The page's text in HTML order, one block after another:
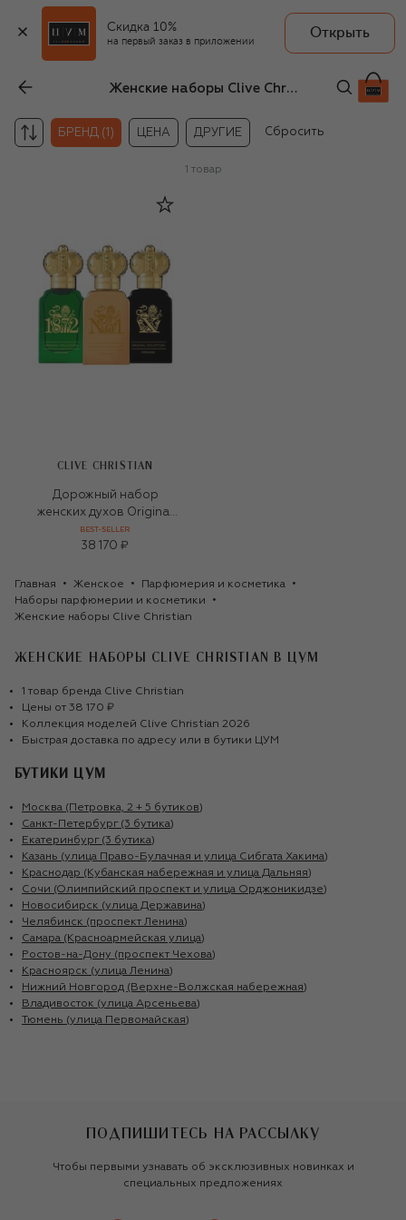
Скидка 10%
на первый заказ в приложении
Открыть
Женские наборы Clive Christian
БРЕНД (1) ЦЕНА ДРУГИЕ Сбросить
1 товар
CLIVE CHRISTIAN
Дорожный набор
женских духов Original
Collection Feminine
(3x10ml)
BEST-SELLER
38 170 ₽
Главная Женское
Парфюмерия и косметика
Наборы парфюмерии и косметики
Женские наборы Clive Christian
ЖЕНСКИЕ НАБОРЫ CLIVE CHRISTIAN В ЦУМ
1 товар бренда Clive Christian
Цены от 38 170 ₽
Коллекция моделей Clive Christian 2026
Быстрая доставка по адресу или в бутики ЦУМ
БУТИКИ ЦУМ
Москва (Петровка, 2 + 5 бутиков)
Санкт-Петербург (3 бутика)
Екатеринбург (3 бутика)
Казань (улица Право-Булачная и улица Сибгата Хакима)
Краснодар (Кубанская набережная и улица Дальняя)
Сочи (Олимпийский проспект и улица Орджоникидзе)
Новосибирск (улица Державина)
Челябинск (проспект Ленина)
Самара (Красноармейская улица)
Ростов-на-Дону (проспект Чехова)
Красноярск (улица Ленина)
Нижний Новгород (Верхне-Волжская набережная)
Владивосток (улица Арсеньева)
Тюмень (улица Первомайская)
ПОДПИШИТЕСЬ НА РАССЫЛКУ
Чтобы первыми узнавать об эксклюзивных новинках и
специальных предложениях